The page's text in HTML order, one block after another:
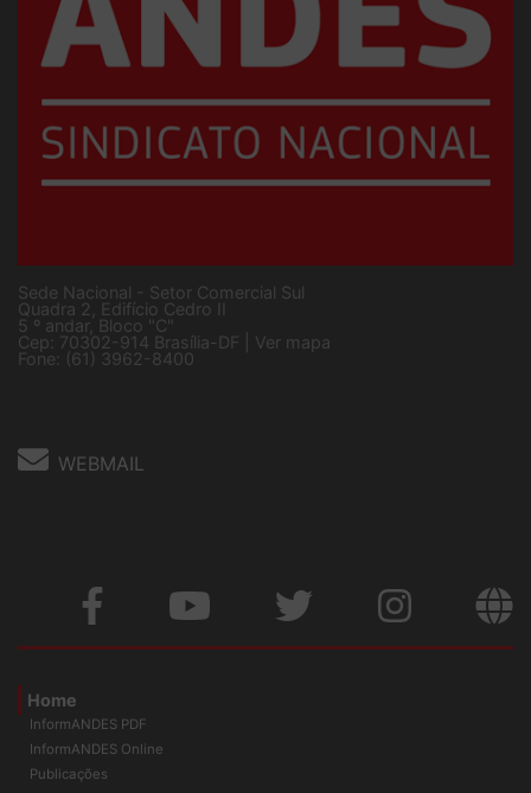
Sede Nacional - Setor Comercial Sul
Quadra 2, Edifício Cedro II
5 º andar, Bloco "C"
Cep: 70302-914 Brasília-DF | Ver mapa
Fone: (61) 3962-8400
WEBMAIL
Home
InformANDES PDF
InformANDES Online
Publicações